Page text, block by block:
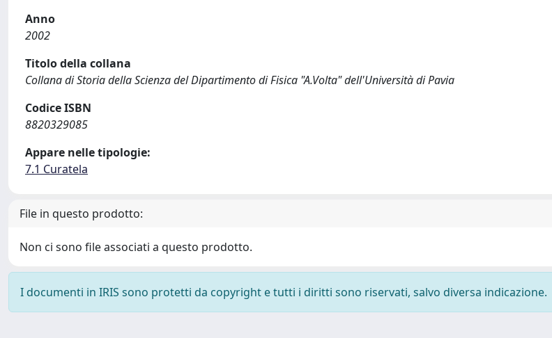
Anno
2002
Titolo della collana
Collana di Storia della Scienza del Dipartimento di Fisica "A.Volta" dell'Università di Pavia
Codice ISBN
8820329085
Appare nelle tipologie:
7.1 Curatela
File in questo prodotto:
Non ci sono file associati a questo prodotto.
I documenti in IRIS sono protetti da copyright e tutti i diritti sono riservati, salvo diversa indicazione.